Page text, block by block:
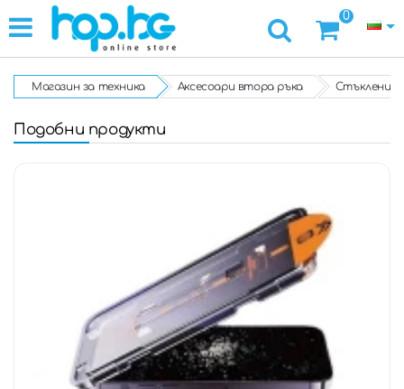
0
Магазин за техника Аксесоари втора ръка Стъклени
Подобни продукти